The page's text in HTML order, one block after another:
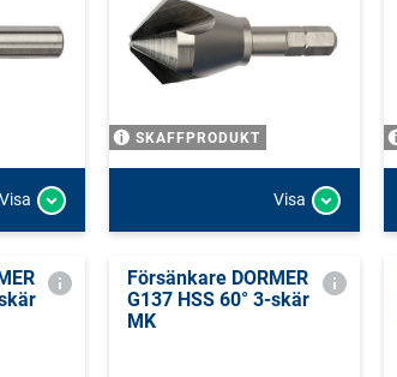
Visa
SKAFFPRODUKT
Visa
Försänkare DORMER
G137 HSS 60° 3-skär
MK